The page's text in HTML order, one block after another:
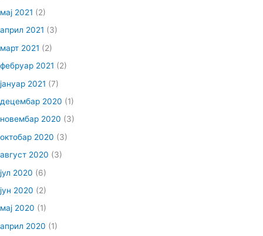
мај 2021 (2)
април 2021 (3)
март 2021 (2)
фебруар 2021 (2)
јануар 2021 (7)
децембар 2020 (1)
новембар 2020 (3)
октобар 2020 (3)
август 2020 (3)
јул 2020 (6)
јун 2020 (2)
мај 2020 (1)
април 2020 (1)